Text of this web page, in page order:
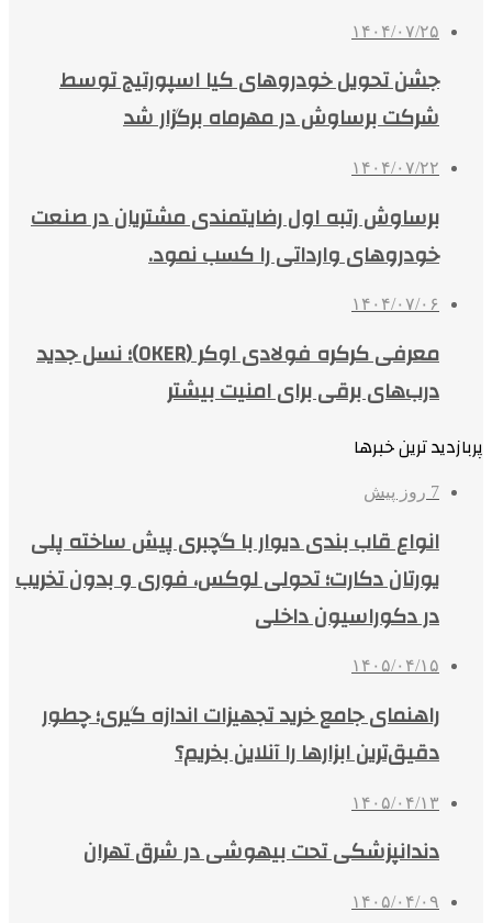
۱۴۰۴/۰۷/۲۵
جشن تحویل خودروهای کیا اسپورتیج توسط
شرکت برساوش در مهرماه برگزار شد
۱۴۰۴/۰۷/۲۲
برساوش رتبه اول رضایتمندی مشتریان در صنعت
خودروهای وارداتی را کسب نمود.
۱۴۰۴/۰۷/۰۶
معرفی کرکره فولادی اوکر (OKER)؛ نسل جدید
درب‌های برقی برای امنیت بیشتر
پربازدید ترین خبرها
7 روز پیش
انواع قاب بندی دیوار با گچبری پیش ساخته پلی
یورتان دکارت؛ تحولی لوکس، فوری و بدون تخریب
در دکوراسیون داخلی
۱۴۰۵/۰۴/۱۵
راهنمای جامع خرید تجهیزات اندازه گیری؛ چطور
دقیق‌ترین ابزارها را آنلاین بخریم؟
۱۴۰۵/۰۴/۱۳
دندانپزشکی تحت بیهوشی در شرق تهران
۱۴۰۵/۰۴/۰۹